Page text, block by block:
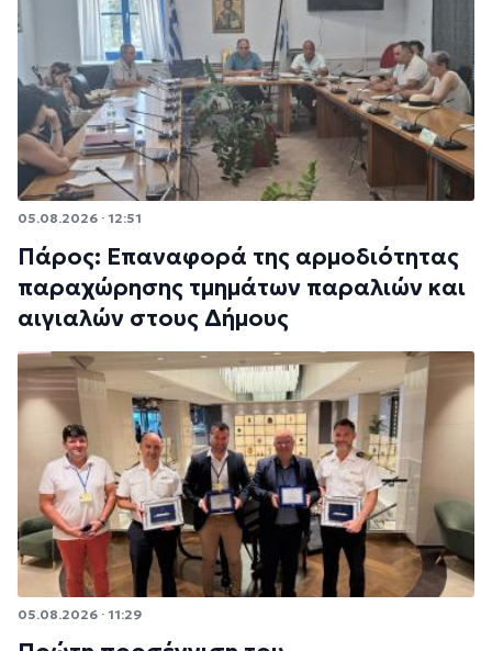
05.08.2026 · 12:51
Πάρος: Επαναφορά της αρμοδιότητας
παραχώρησης τμημάτων παραλιών και
αιγιαλών στους Δήμους
05.08.2026 · 11:29